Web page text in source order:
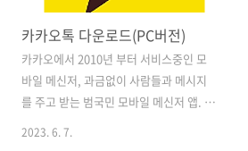
었습니다.젠스파크의 주요 특징멀티에이
전트 시스템: 여러 AI 모델의 장점을 결합
해 더 깊고 풍부한 검색 결과 제공.스파크
페이지: 사용자의 검색어에 따라 실시간
으로 생성되는 맞춤형 웹페이지.크로스체
카카오톡 다운로드(PC버전)
카카오에서 2010년 부터 서비스중인 모
바일 메신저, 과금없이 사람들과 메시지
를 주고 받는 범국민 모바일 메신저 앱. 목
2023. 6. 7.